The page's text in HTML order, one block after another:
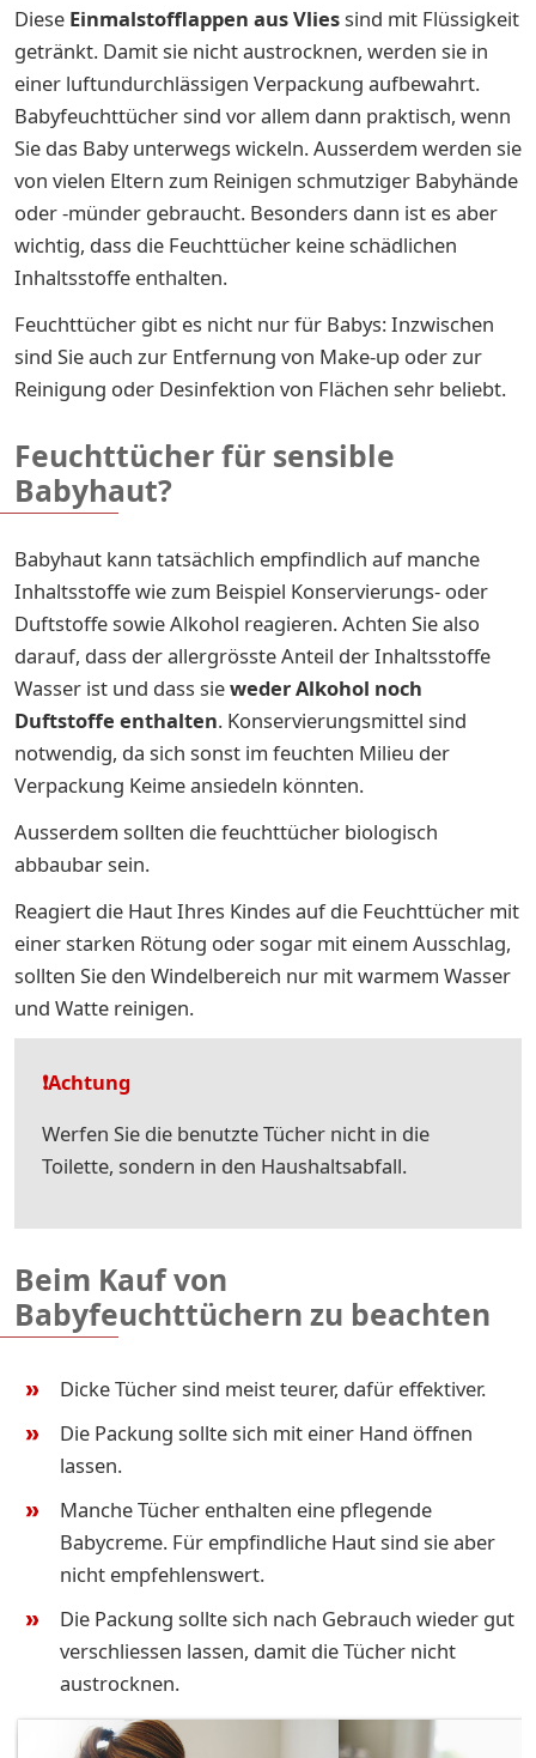
Diese Einmalstofflappen aus Vliessind mit Flüssigkeit
getränkt. Damit sie nicht austrocknen, werden sie in
einer luftundurchlässigen Verpackung aufbewahrt.
Babyfeuchttücher sind vor allem dann praktisch, wenn
Sie das Baby unterwegs wickeln. Ausserdem werden sie
von vielen Eltern zum Reinigen schmutziger Babyhände
oder -münder gebraucht. Besonders dann ist es aber
wichtig, dass die Feuchttücher keine schädlichen
Inhaltsstoffe enthalten.
Feuchttücher gibt es nicht nur für Babys: Inzwischen
sind Sie auch zur Entfernung von Make-up oder zur
Reinigung oder Desinfektion von Flächen sehr beliebt.
Feuchttücher für sensible
Babyhaut?
Babyhaut kann tatsächlich empfindlich auf manche
Inhaltsstoffe wie zum Beispiel Konservierungs- oder
Duftstoffe sowie Alkohol reagieren. Achten Sie also
darauf, dass der allergrösste Anteil der Inhaltsstoffe
Wasser ist und dass sieweder Alkohol noch
Duftstoffe enthalten. Konservierungsmittel sind
notwendig, da sich sonst im feuchten Milieu der
Verpackung Keime ansiedeln könnten.
Ausserdem sollten die feuchttücher biologisch
abbaubar sein.
Reagiert die Haut Ihres Kindes auf die Feuchttücher mit
einer starken Rötung oder sogar mit einem Ausschlag,
sollten Sie den Windelbereich nur mit warmem Wasser
und Watte reinigen.
❗️Achtung
Werfen Sie die benutzte Tücher nicht in die
Toilette, sondern in den Haushaltsabfall.
Beim Kauf von
Babyfeuchttüchern zu beachten
Dicke Tücher sind meist teurer, dafür effektiver.
Die Packung sollte sich mit einer Hand öffnen
lassen.
Manche Tücher enthalten eine pflegende
Babycreme. Für empfindliche Haut sind sie aber
nicht empfehlenswert.
Die Packung sollte sich nach Gebrauch wieder gut
verschliessen lassen, damit die Tücher nicht
austrocknen.